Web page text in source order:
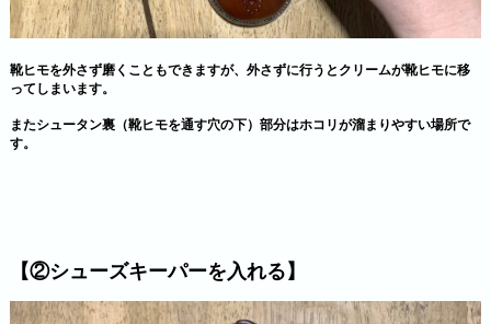
靴ヒモを外さず磨くこともできますが、外さずに行うとクリームが靴ヒモに移
ってしまいます。
またシュータン裏（靴ヒモを通す穴の下）部分はホコリが溜まりやすい場所で
す。
【②シューズキーパーを入れる】